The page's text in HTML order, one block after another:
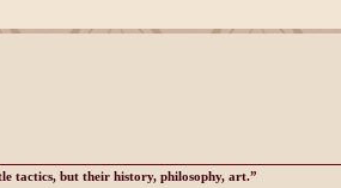
tactics, but their history, philosophy, art.”